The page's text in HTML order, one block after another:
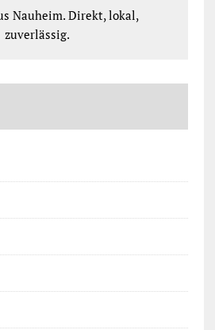
Nauheim. Direkt, lokal,
zuverlässig.